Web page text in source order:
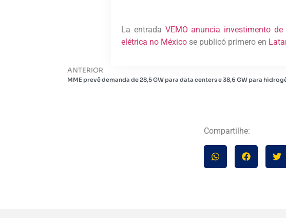
La entrada VEMO anuncia investimento
elétrica no México se publicó primero en
ANTERIOR
MME prevê demanda de 28,5 GW para data centers e 38,6 GW para
Compartilhe: